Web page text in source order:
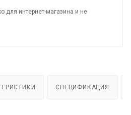
для интернет-магазина и не
СПЕЦИФИКАЦИЯ